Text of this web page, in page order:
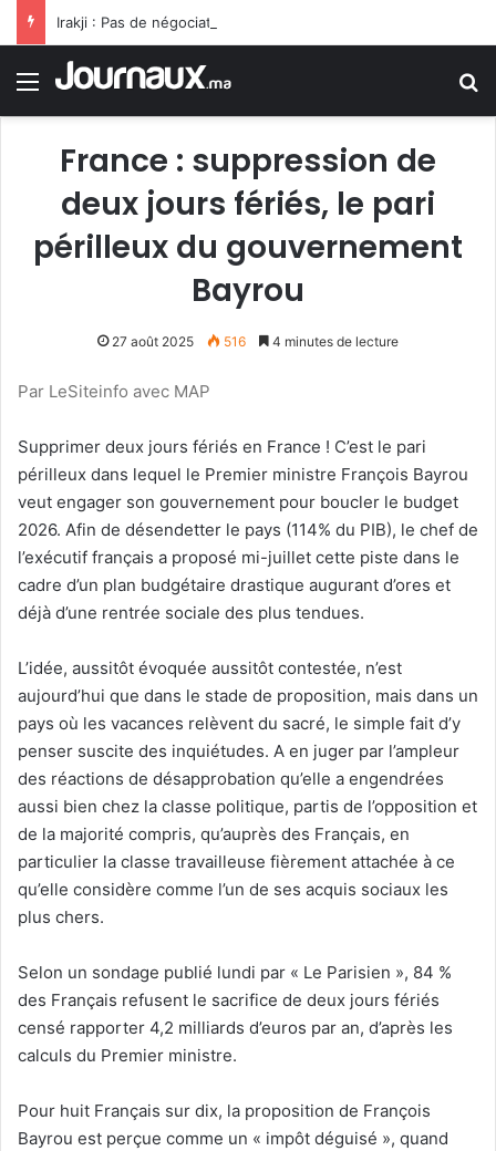
Menu
France : suppression de
deux jours fériés, le pari
périlleux du gouvernement
Bayrou
27 août 2025 516 4 minutes de lecture
Par LeSiteinfo avec MAP
Supprimer deux jours fériés en France ! C’est le pari
périlleux dans lequel le Premier ministre François Bayrou
veut engager son gouvernement pour boucler le budget
2026. Afin de désendetter le pays (114% du PIB), le chef de
l’exécutif français a proposé mi-juillet cette piste dans le
cadre d’un plan budgétaire drastique augurant d’ores et
déjà d’une rentrée sociale des plus tendues.
L’idée, aussitôt évoquée aussitôt contestée, n’est
aujourd’hui que dans le stade de proposition, mais dans un
pays où les vacances relèvent du sacré, le simple fait d’y
penser suscite des inquiétudes. A en juger par l’ampleur
des réactions de désapprobation qu’elle a engendrées
aussi bien chez la classe politique, partis de l’opposition et
de la majorité compris, qu’auprès des Français, en
particulier la classe travailleuse fièrement attachée à ce
qu’elle considère comme l’un de ses acquis sociaux les
plus chers.
Selon un sondage publié lundi par « Le Parisien », 84 %
des Français refusent le sacrifice de deux jours fériés
censé rapporter 4,2 milliards d’euros par an, d’après les
calculs du Premier ministre.
Pour huit Français sur dix, la proposition de François
Bayrou est perçue comme un « impôt déguisé », quand